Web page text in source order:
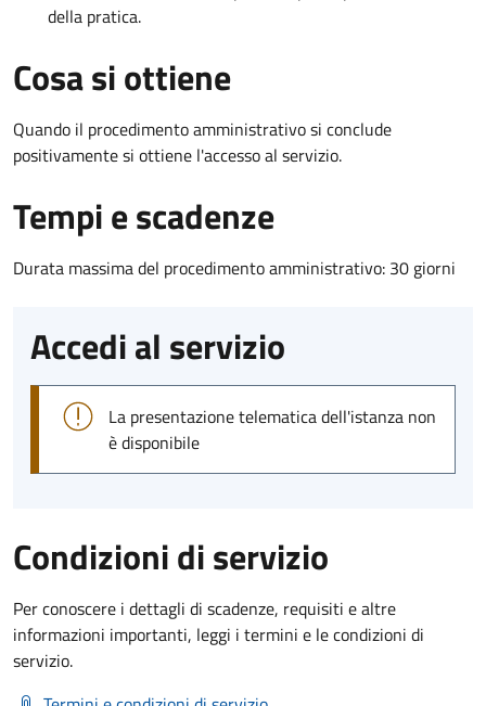
della pratica.
Cosa si ottiene
Quando il procedimento amministrativo si conclude
positivamente si ottiene l'accesso al servizio.
Tempi e scadenze
Durata massima del procedimento amministrativo: 30 giorni
Accedi al servizio
La presentazione telematica dell'istanza non
è disponibile
Condizioni di servizio
Per conoscere i dettagli di scadenze, requisiti e altre
informazioni importanti, leggi i termini e le condizioni di
servizio.